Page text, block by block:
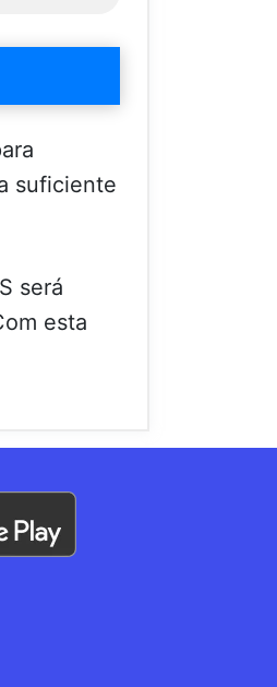
suficiente
será
esta